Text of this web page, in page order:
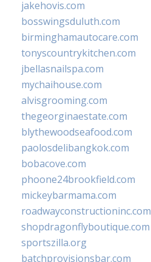
jakehovis.com
bosswingsduluth.com
birminghamautocare.com
tonyscountrykitchen.com
jbellasnailspa.com
mychaihouse.com
alvisgrooming.com
thegeorginaestate.com
blythewoodseafood.com
paolosdelibangkok.com
bobacove.com
phoone24brookfield.com
mickeybarmama.com
roadwayconstructioninc.com
shopdragonflyboutique.com
sportszilla.org
batchprovisionsbar.com